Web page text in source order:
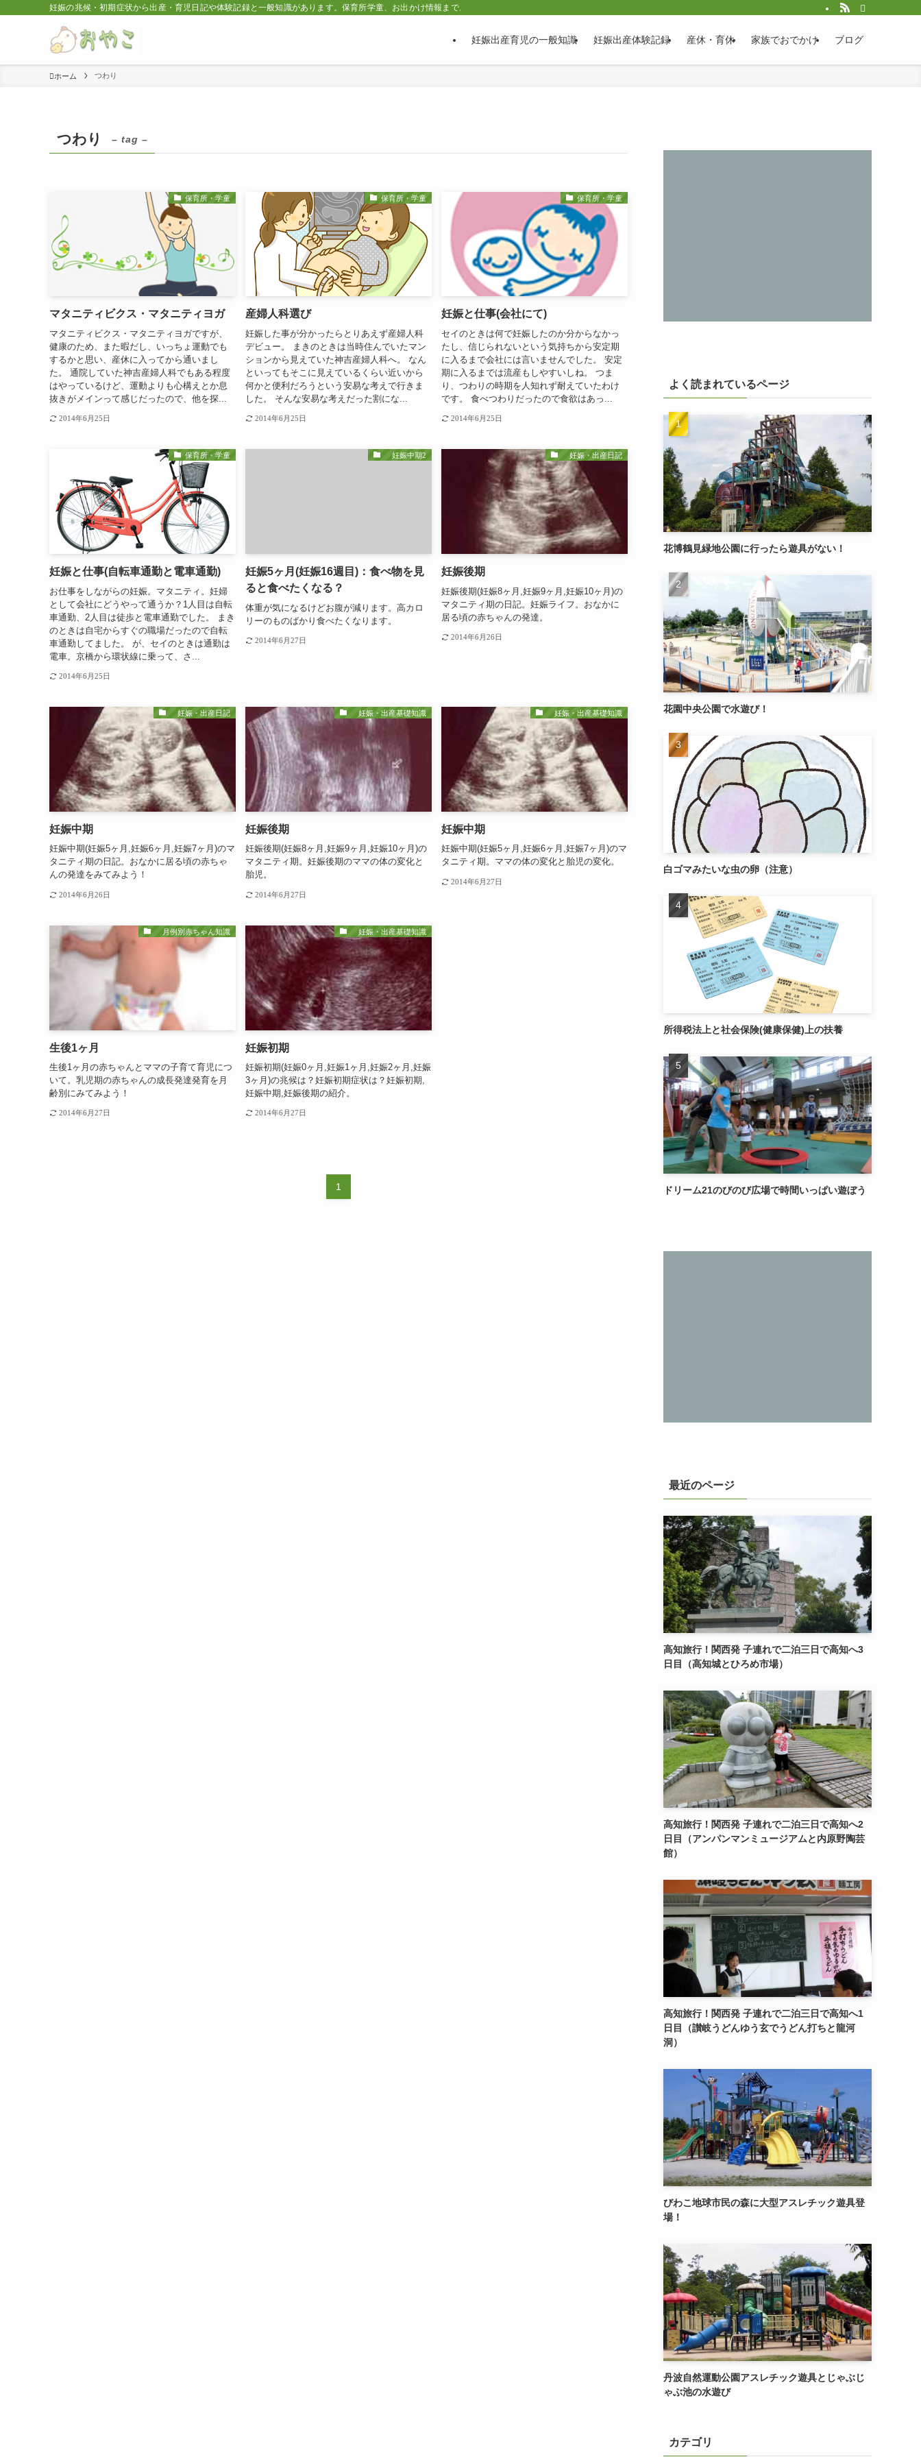
妊娠の兆候・初期症状から出産・育児日記や体験記録と一般知識があります。保育所学童、お出かけ情報まで。
妊娠出産育児の一般知識 妊娠出産体験記録 産休・育休 家族でおでかけ ブログ
ホーム つわり
つわり – tag –
保育所・学童
マタニティビクス・マタニティヨガ
マタニティビクス・マタニティヨガですが、
健康のため、また暇だし、いっちょ運動でも
するかと思い、産休に入ってから通いまし
た。 通院していた神吉産婦人科でもある程度
はやっているけど、運動よりも心構えとか息
抜きがメインって感じだったので、他を探...
2014年6月25日
保育所・学童
産婦人科選び
妊娠した事が分かったらとりあえず産婦人科
デビュー。 まきのときは当時住んでいたマン
ションから見えていた神吉産婦人科へ。 なん
といってもそこに見えているくらい近いから
何かと便利だろうという安易な考えで行きま
した。 そんな安易な考えだった割にな...
2014年6月25日
保育所・学童
妊娠と仕事(会社にて)
セイのときは何で妊娠したのか分からなかっ
たし、信じられないという気持ちから安定期
に入るまで会社には言いませんでした。 安定
期に入るまでは流産もしやすいしね。 つま
り、つわりの時期を人知れず耐えていたわけ
です。 食べつわりだったので食欲はあっ...
2014年6月25日
保育所・学童
妊娠と仕事(自転車通勤と電車通勤)
お仕事をしながらの妊娠。マタニティ。妊婦
として会社にどうやって通うか？1人目は自転
車通勤、2人目は徒歩と電車通勤でした。 まき
のときは自宅からすぐの職場だったので自転
車通勤してました。 が、セイのときは通勤は
電車。京橋から環状線に乗って、さ...
2014年6月25日
妊娠中期2
妊娠5ヶ月(妊娠16週目)：食べ物を見
ると食べたくなる？
体重が気になるけどお腹が減ります。高カロ
リーのものばかり食べたくなります。
2014年6月27日
妊娠・出産日記
妊娠後期
妊娠後期(妊娠8ヶ月,妊娠9ヶ月,妊娠10ヶ月)の
マタニティ期の日記。妊娠ライフ。おなかに
居る頃の赤ちゃんの発達。
2014年6月26日
妊娠・出産日記
妊娠中期
妊娠中期(妊娠5ヶ月,妊娠6ヶ月,妊娠7ヶ月)のマ
タニティ期の日記。おなかに居る頃の赤ちゃ
んの発達をみてみよう！
2014年6月26日
妊娠・出産基礎知識
妊娠後期
妊娠後期(妊娠8ヶ月,妊娠9ヶ月,妊娠10ヶ月)の
マタニティ期。妊娠後期のママの体の変化と
胎児。
2014年6月27日
妊娠・出産基礎知識
妊娠中期
妊娠中期(妊娠5ヶ月,妊娠6ヶ月,妊娠7ヶ月)のマ
タニティ期。ママの体の変化と胎児の変化。
2014年6月27日
月例別赤ちゃん知識
生後1ヶ月
生後1ヶ月の赤ちゃんとママの子育て育児につ
いて。乳児期の赤ちゃんの成長発達発育を月
齢別にみてみよう！
2014年6月27日
妊娠・出産基礎知識
妊娠初期
妊娠初期(妊娠0ヶ月,妊娠1ヶ月,妊娠2ヶ月,妊娠
3ヶ月)の兆候は？妊娠初期症状は？妊娠初期,
妊娠中期,妊娠後期の紹介。
2014年6月27日
1
よく読まれているページ
花博鶴見緑地公園に行ったら遊具がない！
花園中央公園で水遊び！
白ゴマみたいな虫の卵（注意）
所得税法上と社会保険(健康保健)上の扶養
ドリーム21のびのび広場で時間いっぱい遊ぼう
最近のページ
高知旅行！関西発 子連れで二泊三日で高知へ3
日目（高知城とひろめ市場）
高知旅行！関西発 子連れで二泊三日で高知へ2
日目（アンパンマンミュージアムと内原野陶芸
館）
高知旅行！関西発 子連れで二泊三日で高知へ1
日目（讃岐うどんゆう玄でうどん打ちと龍河
洞）
びわこ地球市民の森に大型アスレチック遊具登
場！
丹波自然運動公園アスレチック遊具とじゃぶじ
ゃぶ池の水遊び
カテゴリ